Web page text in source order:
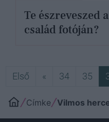
Te észreveszed
család fotóján?
Első Első
« Előző
34 35
Címke Vilmos